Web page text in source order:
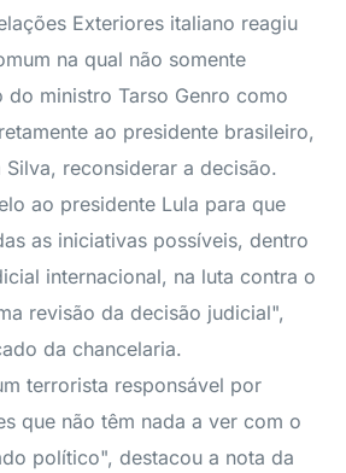
Exteriores italiano reagiu
na qual não somente
do ministro Tarso Genro como
ao presidente brasileiro,
Silva, reconsiderar a decisão.
ao presidente Lula para que
as iniciativas possíveis, dentro
internacional, na luta contra o
revisão da decisão judicial",
da chancelaria.
terrorista responsável por
que não têm nada a ver com o
político", destacou a nota da